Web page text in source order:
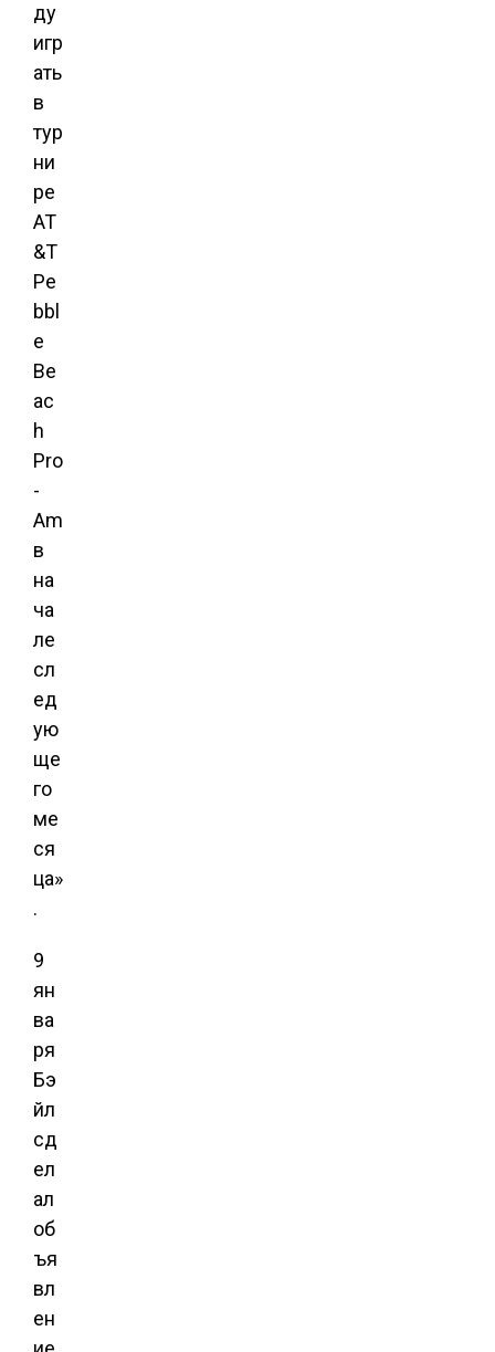
ду
игр
ать
в
тур
ни
ре
AT
&T
Pe
bbl
e
Be
ac
h
Pro
-
Am
в
на
ча
ле
сл
ед
ую
ще
го
ме
ся
ца»
.
9
ян
ва
ря
Бэ
йл
сд
ел
ал
об
ъя
вл
ен